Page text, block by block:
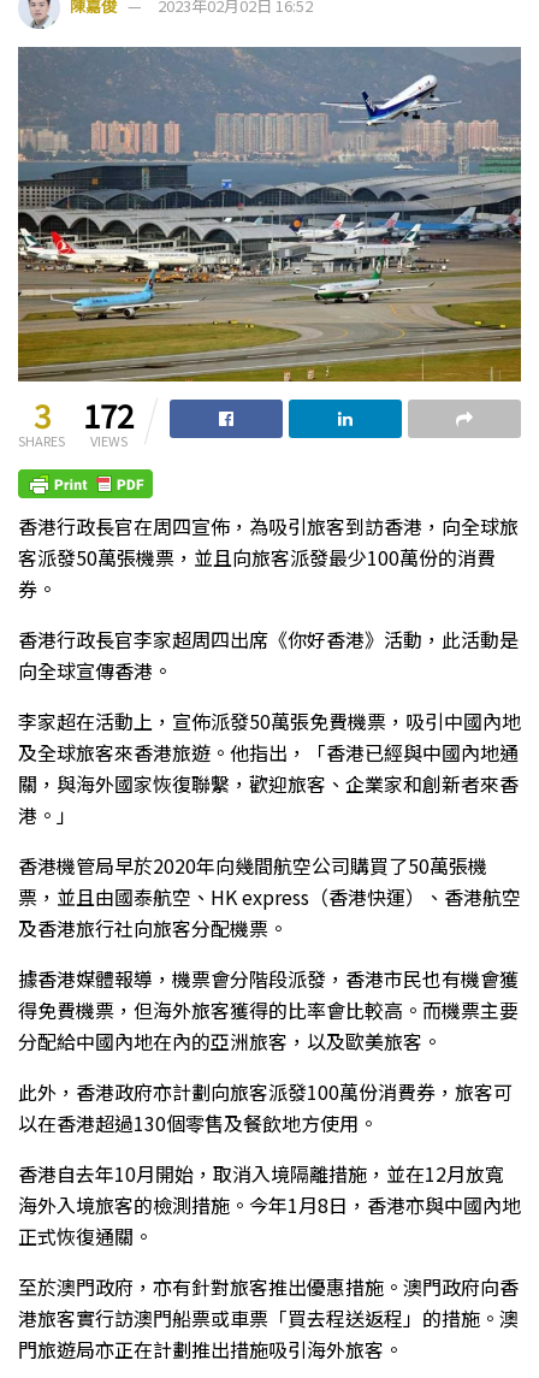
陳嘉俊 2023年02月02日 16:52
3
SHARES
172
VIEWS
香港行政長官在周四宣佈，為吸引旅客到訪香港，向全球旅
客派發50萬張機票，並且向旅客派發最少100萬份的消費
券。
香港行政長官李家超周四出席《你好香港》活動，此活動是
向全球宣傳香港。
李家超在活動上，宣佈派發50萬張免費機票，吸引中國內地
及全球旅客來香港旅遊。他指出，「香港已經與中國內地通
關，與海外國家恢復聯繫，歡迎旅客、企業家和創新者來香
港。」
香港機管局早於2020年向幾間航空公司購買了50萬張機
票，並且由國泰航空、HK express（香港快運）、香港航空
及香港旅行社向旅客分配機票。
據香港媒體報導，機票會分階段派發，香港市民也有機會獲
得免費機票，但海外旅客獲得的比率會比較高。而機票主要
分配給中國內地在內的亞洲旅客，以及歐美旅客。
此外，香港政府亦計劃向旅客派發100萬份消費券，旅客可
以在香港超過130個零售及餐飲地方使用。
香港自去年10月開始，取消入境隔離措施，並在12月放寬
海外入境旅客的檢測措施。今年1月8日，香港亦與中國內地
正式恢復通關。
至於澳門政府，亦有針對旅客推出優惠措施。澳門政府向香
港旅客實行訪澳門船票或車票「買去程送返程」的措施。澳
門旅遊局亦正在計劃推出措施吸引海外旅客。